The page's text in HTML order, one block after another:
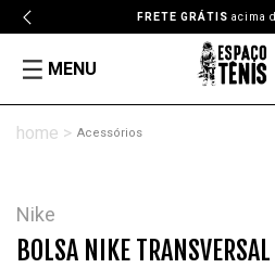
FRETE GRÁTIS acima
MENU
Acessórios
Nike
BOLSA NIKE